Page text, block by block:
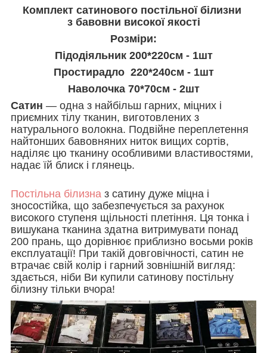
Комплект сатинового постільної білизни
з бавовни високої якості
Розміри:
Підодіяльник 200*220см - 1шт
Простирадло 220*240см - 1шт
Наволочка 70*70см - 2шт
Сатин — одна з найбільш гарних, міцних і
приємних тілу тканин, виготовлених з
натурального волокна. Подвійне переплетення
найтонших бавовняних ниток вищих сортів,
наділяє цю тканину особливими властивостями,
надає їй блиск і глянець.
Постільна білизна з сатину дуже міцна і
зносостійка, що забезпечується за рахунок
високого ступеня щільності плетіння. Ця тонка і
вишукана тканина здатна витримувати понад
200 прань, що дорівнює приблизно восьми років
експлуатації! При такій довговічності, сатин не
втрачає свій колір і гарний зовнішній вигляд:
здається, ніби Ви купили сатинову постільну
білизну тільки вчора!